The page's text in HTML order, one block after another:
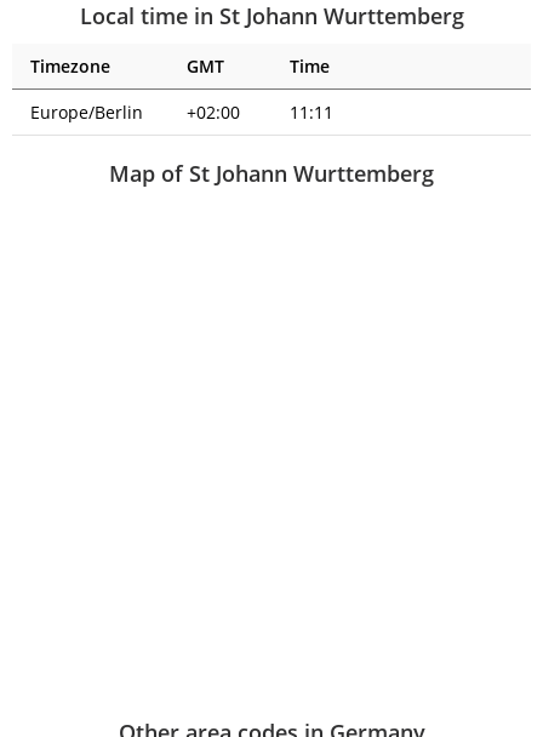
Local time in St Johann Wurttemberg
Timezone GMT
Time
Europe/Berlin
+02:00 11:11
Map of St Johann Wurttemberg